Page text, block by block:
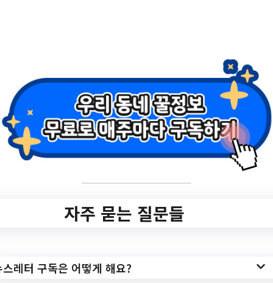
2.
전기기능사 양성
교육 교육생모집
홈페이지 바로가기 ▶
작성일: 2023-05-04 ~
홈페이지 바로가기 ▶
자주 묻는 질문들
스레터 구독은 어떻게 해요?